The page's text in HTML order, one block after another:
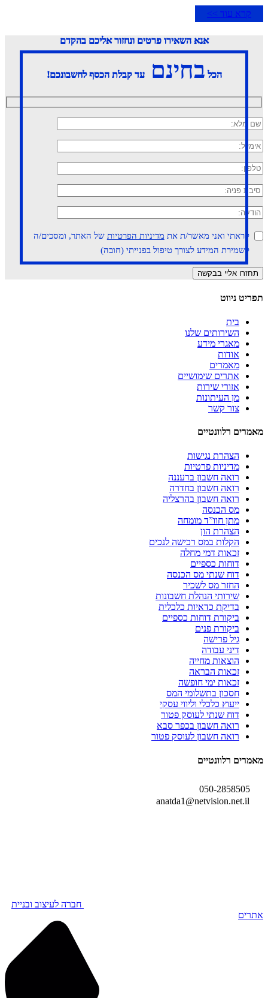
קרא עוד >>
אנא השאירו פרטים ונחזור אליכם בהקדם
הכל בחינםעד קבלת הכסף לחשבונכם!
קראתי ואני מאשר/ת את מדיניות הפרטיות של האתר, ומסכים/ה
לשמירת המידע לצורך טיפול בפנייתי (חובה)
תפריט ניווט
בית
השירותים שלנו
מאגרי מידע
אודות
מאמרים
אתרים שימושיים
אזורי שירות
מן העיתונות
צור קשר
מאמרים רלוונטיים
הצהרת נגישות
מדיניות פרטיות
רואה חשבון ברעננה
רואה חשבון בחדרה
רואה חשבון בהרצליה
מס הכנסה
מתן חוו”ד מומחה
הצהרת הון
הקלות במס רכישה לנכים
זכאות דמי מחלה
דוחות כספיים
דוח שנתי מס הכנסה
החזר מס לשכיר
שירותי הנהלת חשבונות
בדיקת כדאיות כלכלית
ביקורת דוחות כספיים
ביקורת פנים
גיל פרישה
דיני עבודה
הוצאות מחייה
זכאות הבראה
זכאות ימי חופשה
חסכון בתשלומי המס
ייעוץ כלכלי וליווי עסקי
דוח שנתי לעוסק פטור
רואה חשבון בכפר סבא
רואה חשבון לעוסק פטור
מאמרים רלוונטיים
050-2858505
anatda1@netvision.net.il
חברה לעיצוב ובניית
אתרים